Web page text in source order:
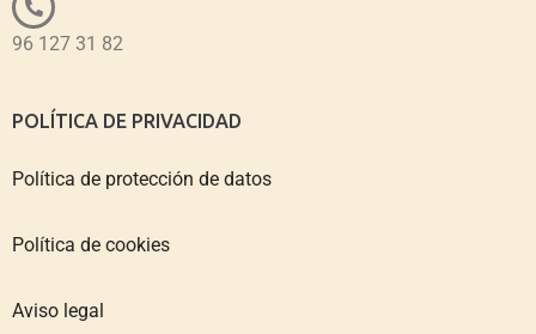
96 127 31 82
POLÍTICA DE PRIVACIDAD
Política de protección de datos
Política de cookies
Aviso legal